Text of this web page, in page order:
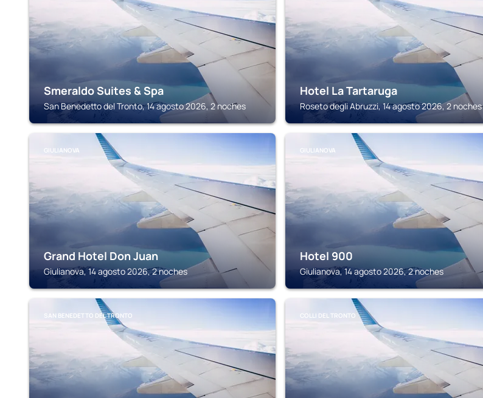
Smeraldo Suites & Spa
San Benedetto del Tronto, 14 agosto 2026, 2 noches
Hotel La Tartaruga
Roseto degli Abruzzi, 14 agosto 2026, 2 noches
GIULIANOVA
Grand Hotel Don Juan
Giulianova, 14 agosto 2026, 2 noches
GIULIANOVA
Hotel 900
Giulianova, 14 agosto 2026, 2 noches
SAN BENEDETTO DEL TRONTO COLLI DEL TRONTO